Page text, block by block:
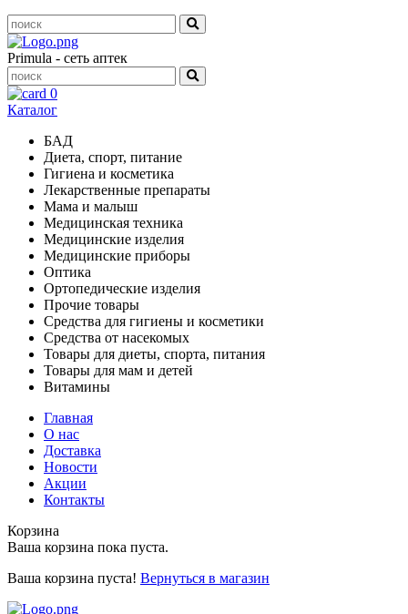
Primula - сеть аптек
0
Каталог
БАД
Диета, спорт, питание
Гигиена и косметика
Лекарственные препараты
Мама и малыш
Медицинская техника
Медицинские изделия
Медицинские приборы
Оптика
Ортопедические изделия
Прочие товары
Средства для гигиены и косметики
Средства от насекомых
Товары для диеты, спорта, питания
Товары для мам и детей
Витамины
Главная
О нас
Доставка
Новости
Акции
Контакты
Корзина
Ваша корзина пока пуста.
Ваша корзина пуста! Вернуться в магазин